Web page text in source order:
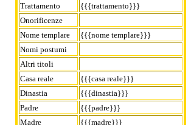
Trattamento
{{{trattamento}}}
Onorificenze
Nome templare
{{{nome templare}}}
Nomi postumi
Altri titoli
Casa reale
{{{casa reale}}}
Dinastia
{{{dinastia}}}
Padre
{{{padre}}}
Madre
{{{madre}}}